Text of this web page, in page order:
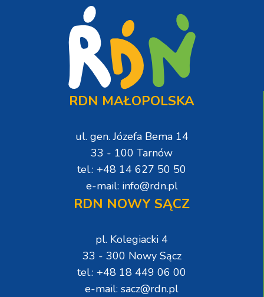
RDN MAŁOPOLSKA
ul. gen. Józefa Bema 14
33 - 100 Tarnów
tel.: +48 14 627 50 50
e-mail: info@rdn.pl
RDN NOWY SĄCZ
pl. Kolegiacki 4
33 - 300 Nowy Sącz
tel.: +48 18 449 06 00
e-mail: sacz@rdn.pl